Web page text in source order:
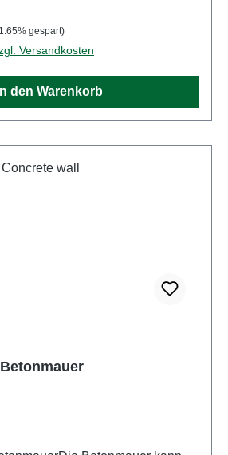
ab 14 JahrenWEEE-Nr.: DE
gespart)
Versandkosten
In den Warenkorb